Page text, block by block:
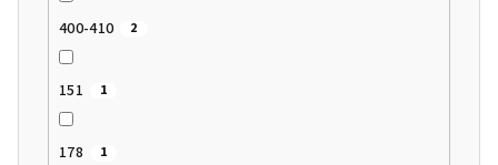
400-410 2
151 1
178 1